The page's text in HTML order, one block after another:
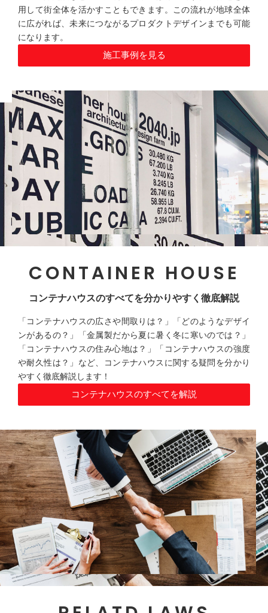
用して街全体を活かすこともできます。この流れが地球全体
に広がれば、未来につながるプロダクトデザインまでも可能
になります。
施工事例を見る
CONTAINER HOUSE
コンテナハウスのすべてを分かりやすく徹底解説
「コンテナハウスの広さや間取りは？」「どのようなデザイ
ンがあるの？」「金属製だから夏に暑く冬に寒いのでは？」
「コンテナハウスの住み心地は？」「コンテナハウスの強度
や耐久性は？」など、コンテナハウスに関する疑問を分かり
やすく徹底解説します！
コンテナハウスのすべてを解説